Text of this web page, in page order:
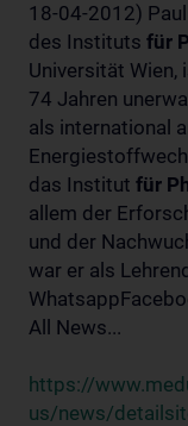
18-04-2012)
des Instituts für
Universität Wien,
74 Jahren
als international
das Institut für
allem der
und der
war er als
All News...
https://
us/news/